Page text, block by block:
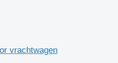
vrachtwagen